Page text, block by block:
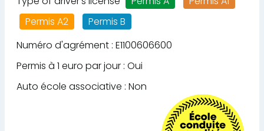
Permis A2
Permis B
Numéro d'agrément : E1100606600
Permis à 1 euro par jour : Oui
Auto école associative : Non